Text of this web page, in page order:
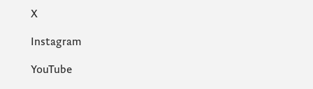
X
Instagram
YouTube